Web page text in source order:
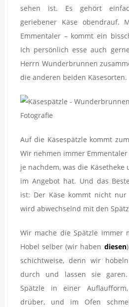
sehen ist. Es gehört
geriebener Käse obendrauf.
Emmentaler – kommt ein
Ich persönlich esse auch
Herrn Wunderbrunnen
die anderen beiden Käsesorten.
Auf die Käsespätzle kommt
Wir nehmen immer
je nachdem, was die Käsetheke
im Angebot hat. Und das
ist: Der Käse kommt nicht
wird abwechselnd mit den
Wir mache die Spätzle immer
Hobel selber (wir haben diesen
schichtweise, denn wir
durch und lassen sie
Spätzle in einer
drüber, und im Ofen